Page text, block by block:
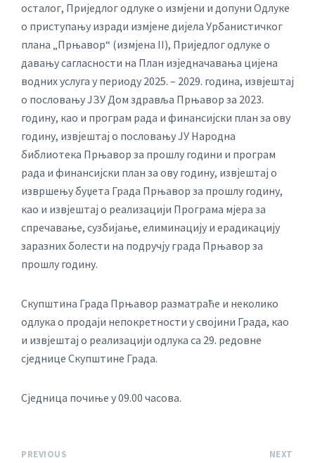
осталог, Приједлог одлуке о измјени и допуни Одлуке
о приступању изради измјене дијела Урбанистичког
плана „Прњавор“ (измјена II), Приједлог одлуке о
давању сагласности на План изједначавања цијена
водних услуга у периоду 2025. – 2029. година, извјештај
о пословању ЈЗУ Дом здравља Прњавор за 2023.
годину, као и програм рада и финансијски план за ову
годину, извјештај о пословању ЈУ Народна
библиотека Прњавор за прошлу години и програм
рада и финансијски план за ову годину, извјештај о
извршењу буџета Града Прњавор за прошлу годину,
као и извјештај о реализацији Програма мјера за
спречавање, сузбијање, елиминацију и ерадикацију
заразних болести на подручју града Прњавор за
прошлу годину.
Скупштина Града Прњавор разматраће и неколико
одлука о продаји непокретности у својини Града, као
и извјештај о реализацији одлука са 29. редовне
сједнице Скупштине Града.
Сједница почиње у 09.00 часова.
PREVIOUS NEXT